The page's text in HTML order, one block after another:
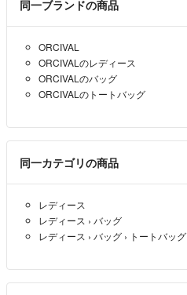
同一ブランドの商品
ORCIVAL
ORCIVALのレディース
ORCIVALのバッグ
ORCIVALのトートバッグ
同一カテゴリの商品
レディース
レディース › バッグ
レディース › バッグ › トートバッグ